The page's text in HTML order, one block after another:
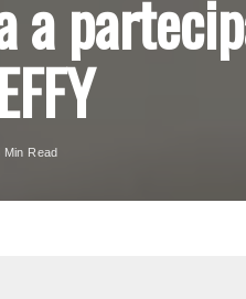
a
Min Read